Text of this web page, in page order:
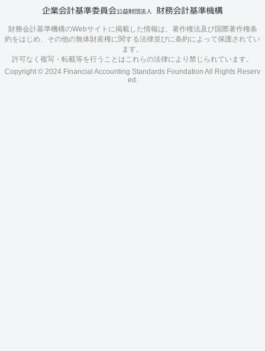
財務会計基準機構のWebサイトに掲載した情報は、著作権法及び国際著作権条
約をはじめ、その他の無体財産権に関する法律並びに条約によって保護されてい
ます。
許可なく複写・転載等を行うことはこれらの法律により禁じられています。
Copyright © 2024 Financial Accounting Standards Foundation All Rights Reserv
ed.